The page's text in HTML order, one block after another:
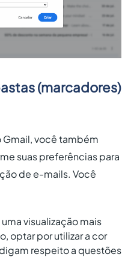
(marcadores)
Gmail, você também
suas preferências para
de e-mails. Você
uma visualização mais
optar por utilizar a cor
respeito a questões